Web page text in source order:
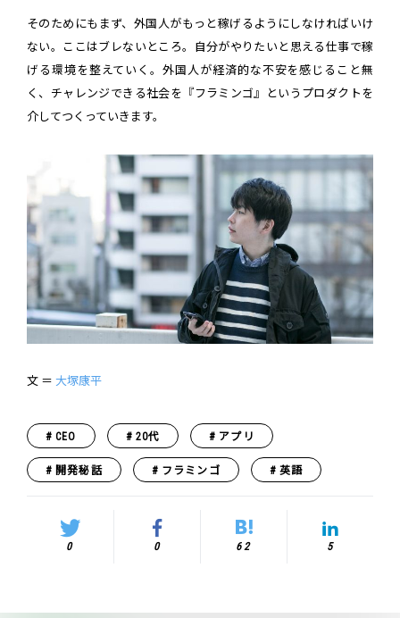
そのためにもまず、外国人がもっと稼げるようにしなければいけ
ない。ここはブレないところ。自分がやりたいと思える仕事で稼
げる環境を整えていく。外国人が経済的な不安を感じること無
く、チャレンジできる社会を『フラミンゴ』というプロダクトを
介してつくっていきます。
文 ＝ 大塚康平
CEO 20代 アプリ
開発秘話 フラミンゴ 英語
0 0 62 5